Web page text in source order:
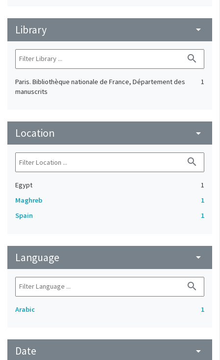
Library arrow_drop_down
search
Paris. Bibliothèque nationale de France, Département des
manuscrits
1
Location arrow_drop_down
search
Egypt
1
Maghreb
1
Spain
1
Language arrow_drop_down
search
Arabic 1
Date arrow_drop_down